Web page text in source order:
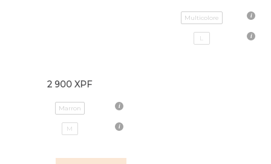
2 900 XPF
Marron
M
Multicolore
L